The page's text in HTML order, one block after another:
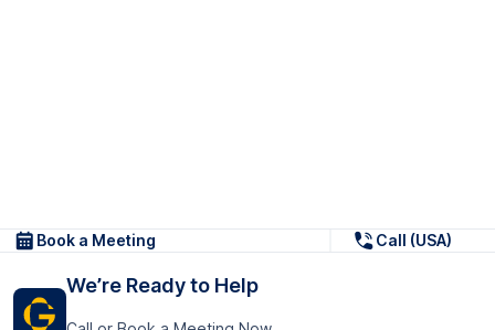
Book a Meeting Call (USA)
We’re Ready to Help